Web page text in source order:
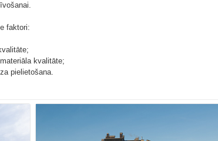
faktori:
kvalitāte;
pielietošana.